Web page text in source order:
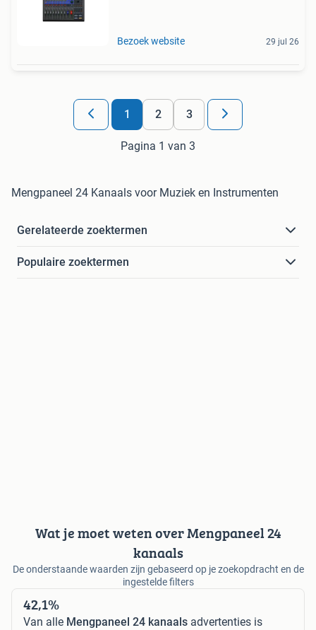
Bezoek website 29 jul 26
1 2 3
Pagina 1 van 3
Mengpaneel 24 Kanaals voor Muziek en Instrumenten
Gerelateerde zoektermen
Populaire zoektermen
Wat je moet weten over Mengpaneel 24
kanaals
De onderstaande waarden zijn gebaseerd op je zoekopdracht en de
ingestelde filters
42,1%
Van alle Mengpaneel 24 kanaals advertenties is